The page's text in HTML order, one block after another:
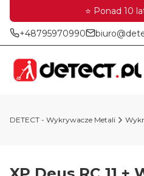
⭐ Ponad 10
+48795970990
DETECT - Wykrywacze Metali